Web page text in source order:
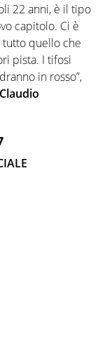
22 anni, è il tipo
capitolo. Ci è
quello che
pista. I tifosi
in rosso”,